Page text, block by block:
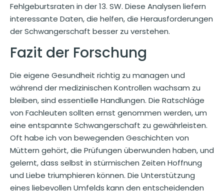
Fehlgeburtsraten in der 13. SW. Diese Analysen liefern
interessante Daten, die helfen, die Herausforderungen
der Schwangerschaft besser zu verstehen.
Fazit der Forschung
Die eigene Gesundheit richtig zu managen und
während der medizinischen Kontrollen wachsam zu
bleiben, sind essentielle Handlungen. Die Ratschläge
von Fachleuten sollten ernst genommen werden, um
eine entspannte Schwangerschaft zu gewährleisten.
Oft habe ich von bewegenden Geschichten von
Müttern gehört, die Prüfungen überwunden haben, und
gelernt, dass selbst in stürmischen Zeiten Hoffnung
und Liebe triumphieren können. Die Unterstützung
eines liebevollen Umfelds kann den entscheidenden